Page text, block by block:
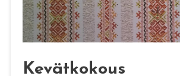
Kevätkokous